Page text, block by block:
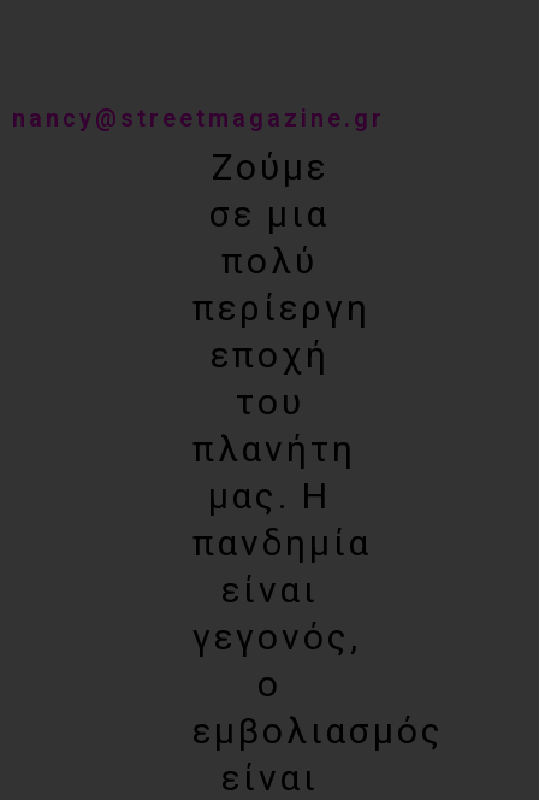
nancy@streetmagazine.gr
Ζούμε
σε μια
πολύ
περίεργη
εποχή
του
πλανήτη
μας. Η
πανδημία
είναι
γεγονός,
ο
εμβολιασμός
είναι